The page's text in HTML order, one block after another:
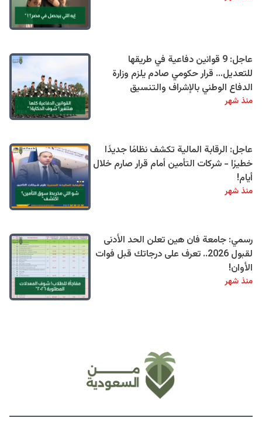
عاجل: 9 قوانين دفاعية في طريقها
للتعديل… قرار حكومي صادم يلزم وزارة
الدفاع الوطني بالإشراف والتنسيق
منذ شهر
عاجل: الرقابة المالية تكشف نظامًا جديدًا
خطيرًا - شركات التأمين أمام قرار صارم خلال
أيام!
منذ شهر
رسمي: جامعة فان هين تعلن الحد الأدنى
لقبول 2026.. تعرف على درجاتك قبل فوات
الأوان!
منذ شهر